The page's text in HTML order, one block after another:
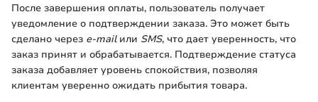
После завершения оплаты, пользователь получает
уведомление о подтверждении заказа. Это может быть
сделано через e-mailили SMS, что дает уверенность, что
заказ принят и обрабатывается. Подтверждение статуса
заказа добавляет уровень спокойствия, позволяя
клиентам уверенно ожидать прибытия товара.